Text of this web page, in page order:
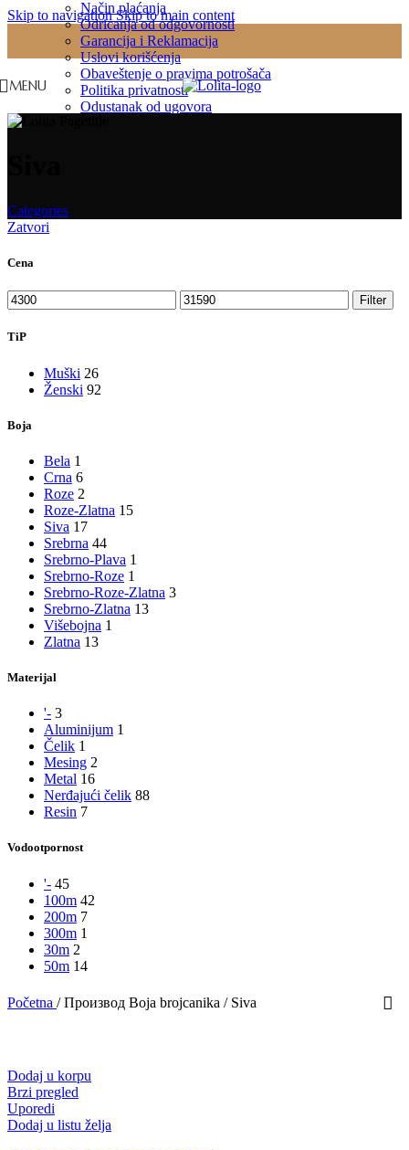
Skip to navigationSkip to main content
Način plaćanja
Odricanja od odgovornosti
Garancija i Reklamacija
Uslovi korišćenja
Obaveštenje o pravima potrošača
Politika privatnosti
Odustanak od ugovora
MENU
Categories
Zatvori
Cena
Minimalna
cena
Maksimalna
cena
Filter
TiP
Muški 26
Ženski 92
Boja
Bela 1
Crna 6
Roze 2
Roze-Zlatna 15
Siva 17
Srebrna 44
Srebrno-Plava 1
Srebrno-Roze 1
Srebrno-Roze-Zlatna 3
Srebrno-Zlatna 13
Višebojna 1
Zlatna 13
Materijal
'- 3
Aluminijum 1
Čelik 1
Mesing 2
Metal 16
Nerđajući čelik 88
Resin 7
Vodootpornost
'- 45
100m 42
200m 7
300m 1
30m 2
50m 14
Početna / Производ Boja brojcanika / Siva
Dodaj u korpu
Brzi pregled
Uporedi
Dodaj u listu želja